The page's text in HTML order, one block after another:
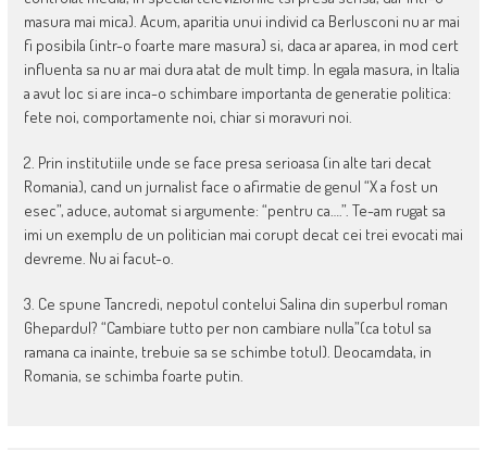
masura mai mica). Acum, aparitia unui individ ca Berlusconi nu ar mai
fi posibila (intr-o foarte mare masura) si, daca ar aparea, in mod cert
influenta sa nu ar mai dura atat de mult timp. In egala masura, in Italia
a avut loc si are inca-o schimbare importanta de generatie politica:
fete noi, comportamente noi, chiar si moravuri noi.
2. Prin institutiile unde se face presa serioasa (in alte tari decat
Romania), cand un jurnalist face o afirmatie de genul “X a fost un
esec”, aduce, automat si argumente: “pentru ca….”. Te-am rugat sa
imi un exemplu de un politician mai corupt decat cei trei evocati mai
devreme. Nu ai facut-o.
3. Ce spune Tancredi, nepotul contelui Salina din superbul roman
Ghepardul? “Cambiare tutto per non cambiare nulla”(ca totul sa
ramana ca inainte, trebuie sa se schimbe totul). Deocamdata, in
Romania, se schimba foarte putin.